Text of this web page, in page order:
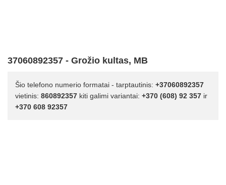
37060892357 - Grožio kultas, MB
Šio telefono numerio formatai - tarptautinis: +37060892357
vietinis: 860892357 kiti galimi variantai: +370 (608) 92 357 ir
+370 608 92357